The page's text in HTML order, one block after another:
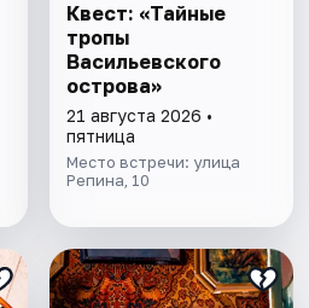
Квест: «Тайные
тропы
Васильевского
острова»
21 августа 2026 •
пятница
Место встречи: улица
Репина, 10